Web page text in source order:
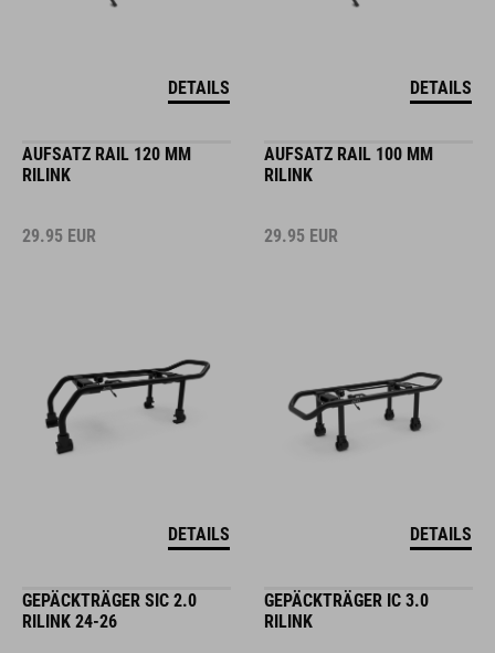
DETAILS DETAILS
AUFSATZ RAIL 120 MM
RILINK
29.95 EUR
DETAILS
AUFSATZ RAIL 100 MM
RILINK
29.95 EUR
DETAILS
GEPÄCKTRÄGER SIC 2.0
RILINK 24-26
GEPÄCKTRÄGER IC 3.0
RILINK